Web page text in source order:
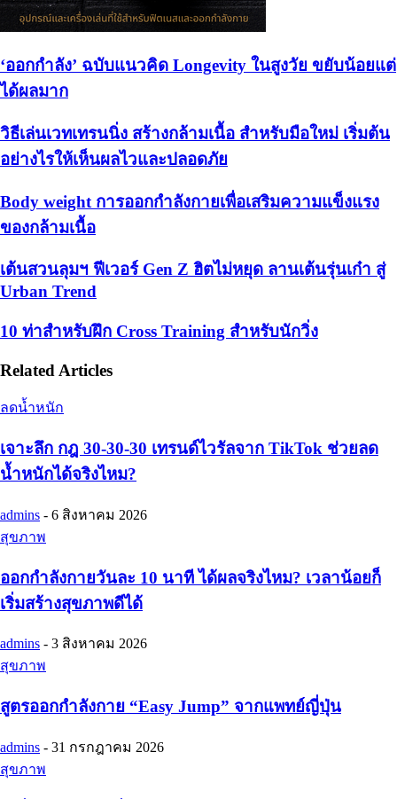
‘ออกกำลัง’ ฉบับแนวคิด Longevity ในสูงวัย ขยับน้อยแต่
ได้ผลมาก
วิธีเล่นเวทเทรนนิ่ง สร้างกล้ามเนื้อ สำหรับมือใหม่ เริ่มต้น
อย่างไรให้เห็นผลไวและปลอดภัย
Body weight การออกกำลังกายเพื่อเสริมความแข็งแรง
ของกล้ามเนื้อ
เต้นสวนลุมฯ ฟีเวอร์ Gen Z ฮิตไม่หยุด ลานเต้นรุ่นเก๋า สู่
Urban Trend
10 ท่าสำหรับฝึก Cross Training สำหรับนักวิ่ง
Related Articles
ลดน้ำหนัก
เจาะลึก กฎ 30-30-30 เทรนด์ไวรัลจาก TikTok ช่วยลด
น้ำหนักได้จริงไหม?
admins - 6 สิงหาคม 2026
สุขภาพ
ออกกำลังกายวันละ 10 นาที ได้ผลจริงไหม? เวลาน้อยก็
เริ่มสร้างสุขภาพดีได้
admins - 3 สิงหาคม 2026
สุขภาพ
สูตรออกกำลังกาย “Easy Jump” จากแพทย์ญี่ปุ่น
admins - 31 กรกฎาคม 2026
สุขภาพ